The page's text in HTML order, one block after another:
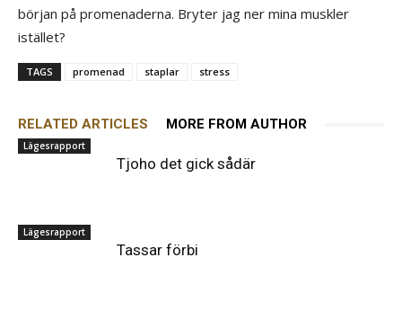
början på promenaderna. Bryter jag ner mina muskler
istället?
TAGS promenad staplar stress
RELATED ARTICLES MORE FROM AUTHOR
Lägesrapport
Tjoho det gick sådär
Lägesrapport
Tassar förbi